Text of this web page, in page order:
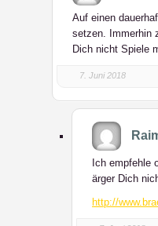
Auf einen
setzen. Immerhin
Dich nicht Spiele
7. Juni 2018
Ich empfehle
ärger Dich
http://